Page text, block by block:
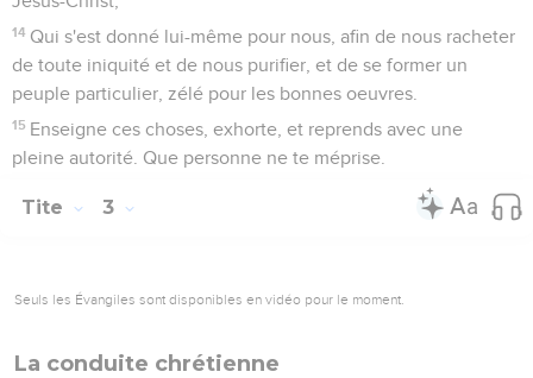
14 Qui s'est donné lui-même pour nous, afin de nous racheter
de toute iniquité et de nous purifier, et de se former un
peuple particulier, zélé pour les bonnes oeuvres.
15 Enseigne ces choses, exhorte, et reprends avec une
pleine autorité. Que personne ne te méprise.
Tite 3
Seuls les Évangiles sont disponibles en vidéo pour le moment.
La conduite chrétienne